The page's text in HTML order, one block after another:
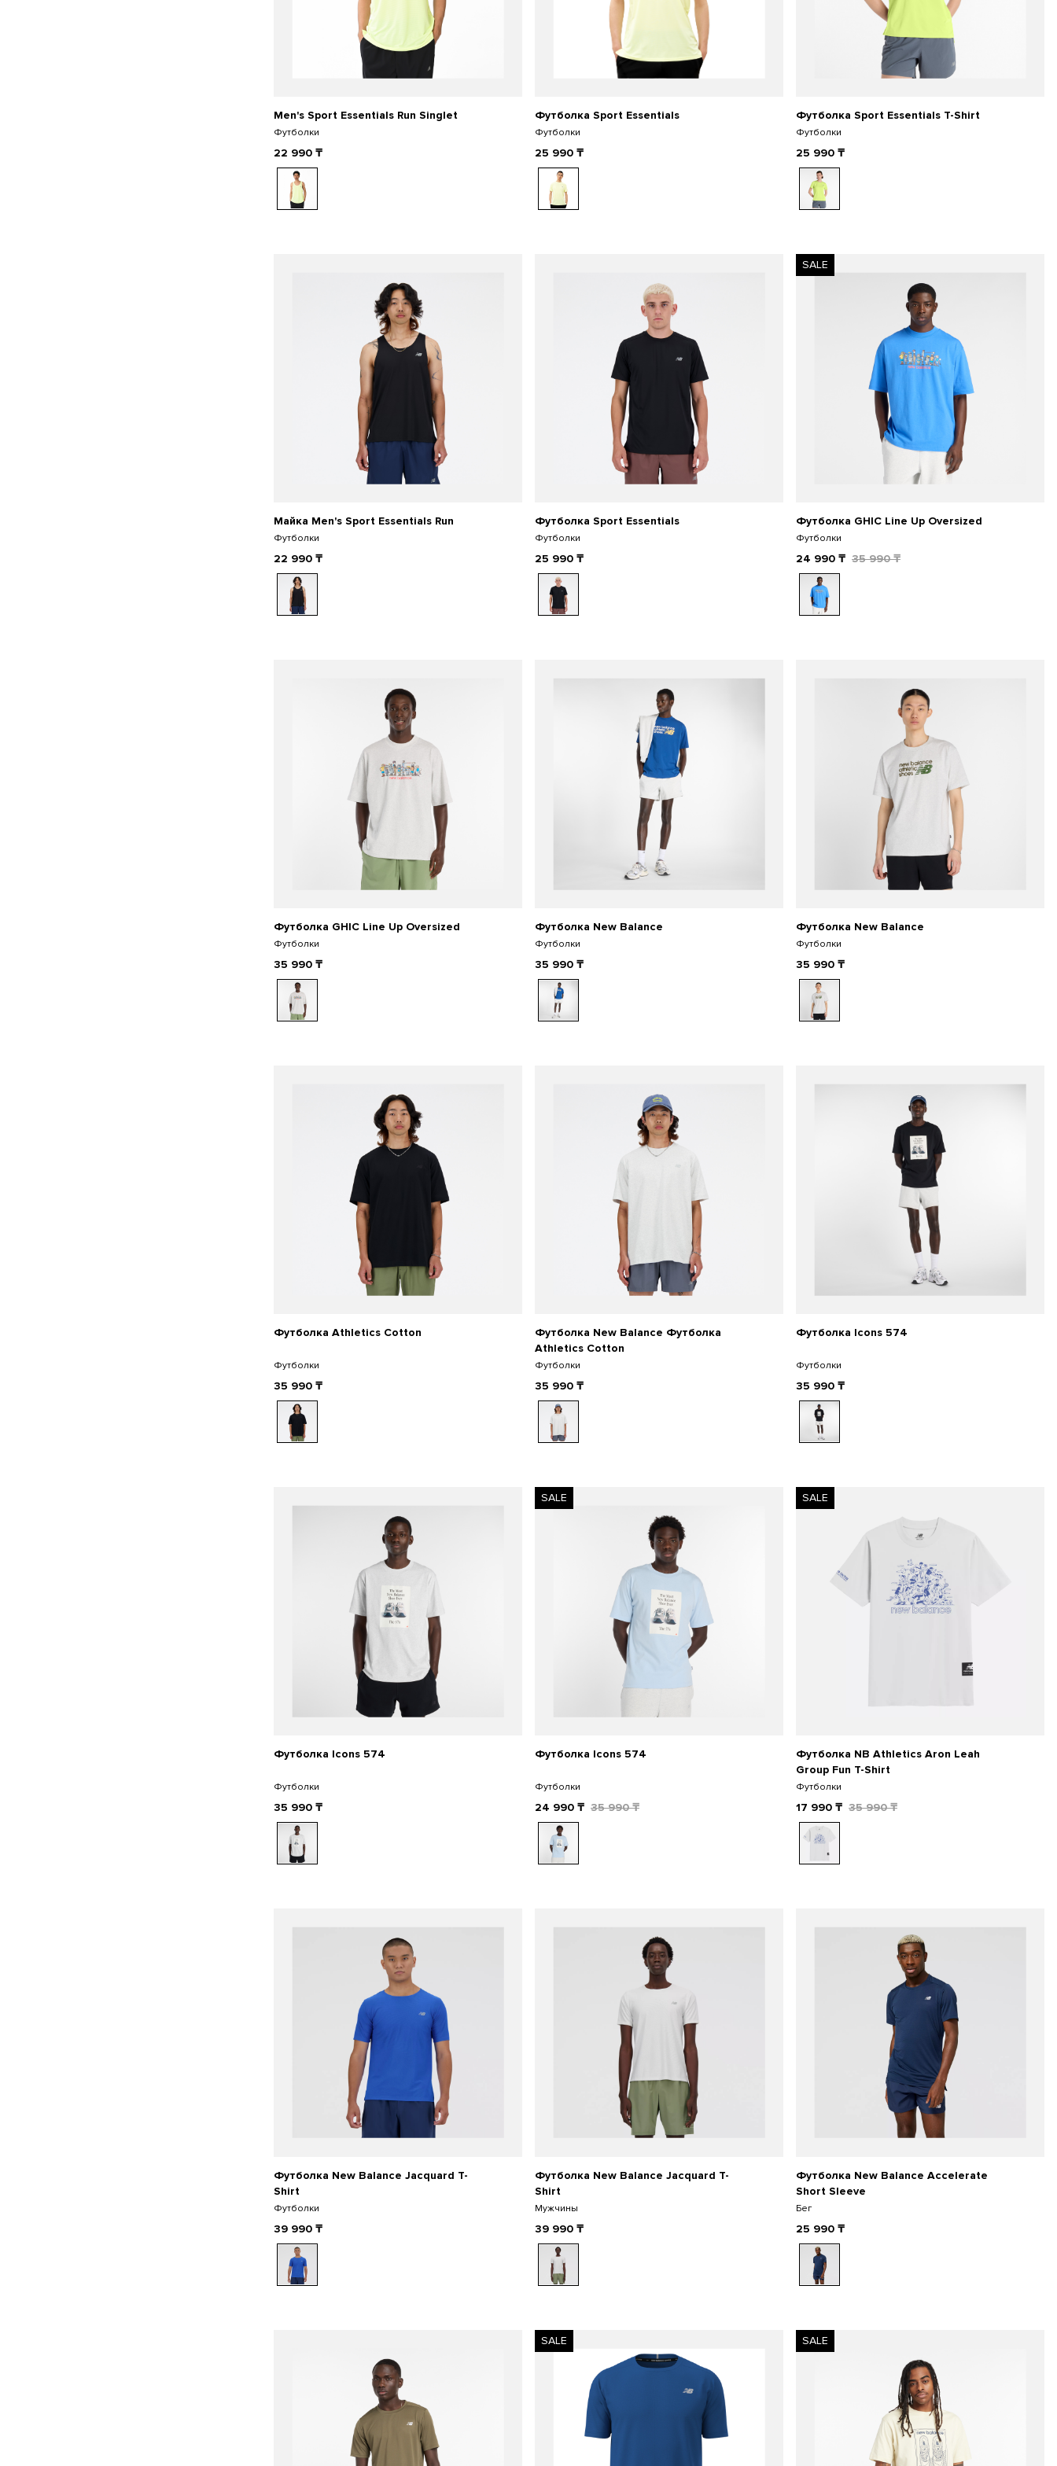
Men's Sport Essentials Run Singlet
Футболки
22 990 ₸
Футболка Sport Essentials
Футболки
25 990₸
Футболка Sport Essentials T-Shirt
Футболки
25 990₸
Майка Men's Sport Essentials Run
Футболки
22 990 ₸
Футболка Sport Essentials
Футболки
25 990₸
SALE
Футболка GHIC Line Up Oversized
Футболки
24 990₸ 35 990₸
Футболка GHIC Line Up Oversized
Футболки
35 990 ₸
Футболка New Balance
Футболки
35 990₸
Футболка New Balance
Футболки
35 990₸
Футболка Athletics Cotton
Футболки
35 990 ₸
Футболка New Balance Футболка
Athletics Cotton
Футболки
35 990₸
Футболка Icons 574
Футболки
35 990₸
Футболка Icons 574
Футболки
35 990 ₸
SALE
Футболка Icons 574
Футболки
24 990₸ 35 990₸
SALE
Футболка NB Athletics Aron Leah
Group Fun T-Shirt
Футболки
17 990₸ 35 990₸
Футболка New Balance Jacquard T-
Shirt
Футболки
39 990 ₸
Футболка New Balance Jacquard T-
Shirt
Мужчины
39 990₸
Футболка New Balance Accelerate
Short Sleeve
Бег
25 990₸
SALE SALE